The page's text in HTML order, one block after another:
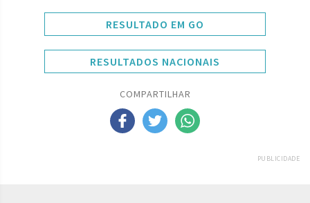
RESULTADO EM GO
RESULTADOS NACIONAIS
COMPARTILHAR
PUBLICIDADE